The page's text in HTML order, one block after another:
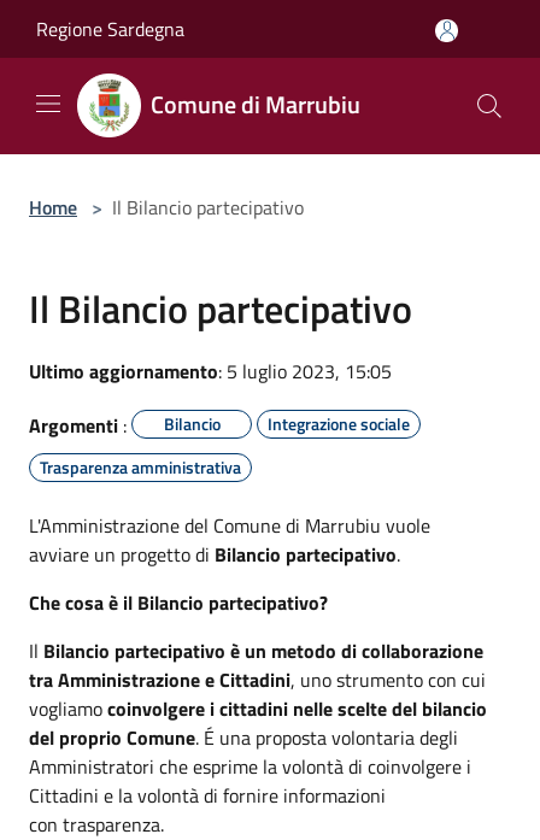
Regione Sardegna
Comune di Marrubiu
Home > Il Bilancio partecipativo
Il Bilancio partecipativo
Ultimo aggiornamento: 5 luglio 2023, 15:05
Argomenti : Bilancio
Integrazione sociale
Trasparenza amministrativa
L'Amministrazione del Comune di Marrubiu vuole
avviare un progetto di Bilancio partecipativo.
Che cosa è il Bilancio partecipativo?
Il Bilancio partecipativo è un metodo di collaborazione
tra Amministrazione e Cittadini, uno strumento con cui
vogliamocoinvolgere i cittadini nelle scelte del bilancio
del proprio Comune. É una proposta volontaria degli
Amministratori che esprime la volontà di coinvolgere i
Cittadini e la volontà di fornire informazioni
con trasparenza.